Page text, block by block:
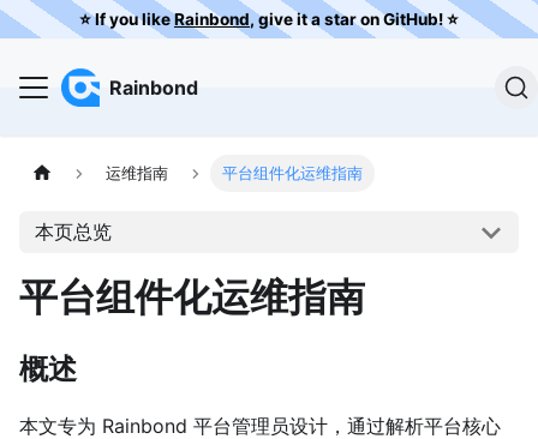
⭐️ If you likeRainbond, give it a star on GitHub! ⭐️
Rainbond
运维指南 平台组件化运维指南
本页总览
平台组件化运维指南
概述
本文专为 Rainbond 平台管理员设计，通过解析平台核心